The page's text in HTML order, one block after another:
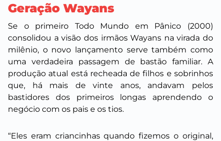
Geração Wayans
Se o primeiro Todo Mundo em Pânico (2000)
consolidou a visão dos irmãos Wayans na virada do
milênio, o novo lançamento serve também como
uma verdadeira passagem de bastão familiar. A
produção atual está recheada de filhos e sobrinhos
que, há mais de vinte anos, andavam pelos
bastidores dos primeiros longas aprendendo o
negócio com os pais e os tios.
“Eles eram criancinhas quando fizemos o original,